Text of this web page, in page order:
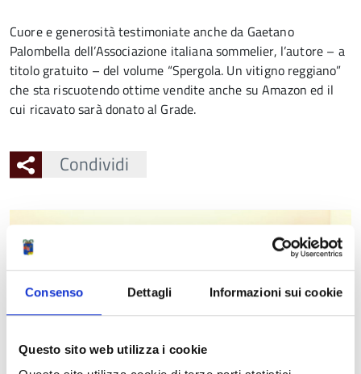
Consenso Dettagli Informazioni sui cookie
Questo sito web utilizza i cookie
Cuore e generosità testimoniate anche da Gaetano
Palombella dell’Associazione italiana sommelier, l’autore – a
titolo gratuito – del volume “Spergola. Un vitigno reggiano”
che sta riscuotendo ottime vendite anche su Amazon ed il
cui ricavato sarà donato al Grade.
Condividi
Ingrandisci
l'immagine